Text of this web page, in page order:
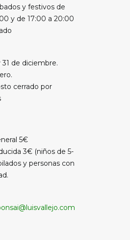
y festivos de
y de 17:00 a 20:00
31 de diciembre.
cerrado por
5€
3€ (niños de 5-
y personas con